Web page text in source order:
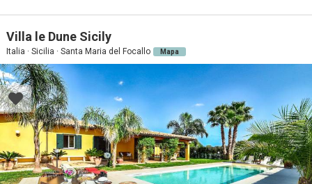
Villa le Dune Sicily
Italia · Sicilia · Santa Maria del Focallo Mapa